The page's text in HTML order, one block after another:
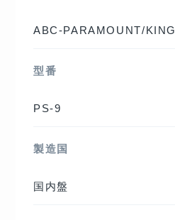
ABC-PARAMOUNT/KING
型番
PS-9
製造国
国内盤